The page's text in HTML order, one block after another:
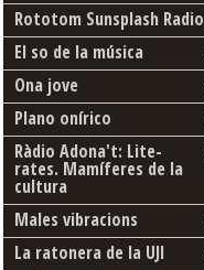
Rototom Sunsplash Radio
El so de la música
Ona jove
Plano onírico
Ràdio Adona't: Lite-
rates. Mamíferes de la
cultura
Males vibracions
La ratonera de la UJI